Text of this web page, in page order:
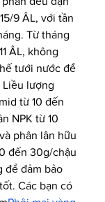
9 ÂL, với tần
Từ tháng
ÂL, không
tưới nước để
Liều lượng
từ 10 đến
NPK từ 10
phân lân hữu
đến 30g/chậu
để đảm bảo
Các bạn có